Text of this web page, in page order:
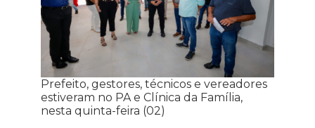
Prefeito, gestores, técnicos e vereadores
estiveram no PA e Clínica da Família,
nesta quinta-feira (02)